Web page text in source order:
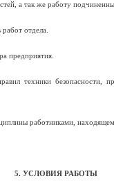
а так же работу
отдела.
предприятия.
техники безопасности,
работниками,
5. УСЛОВИЯ РАБОТЫ